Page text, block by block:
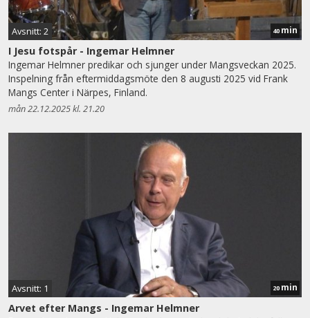
Avsnitt: 2 40 min
I Jesu fotspår - Ingemar Helmner
Ingemar Helmner predikar och sjunger under Mangsveckan 2025.
Inspelning från eftermiddagsmöte den 8 augusti 2025 vid Frank
Mangs Center i Närpes, Finland.
mån 22.12.2025 kl. 21.20
Avsnitt: 1 20 min
Arvet efter Mangs - Ingemar Helmner